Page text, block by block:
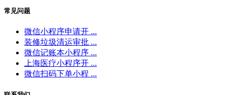
常见问题
微信小程序申请开 ...
装修垃圾清运审批 ...
微信记账本小程序 ...
上海医疗小程序开 ...
微信扫码下单小程 ...